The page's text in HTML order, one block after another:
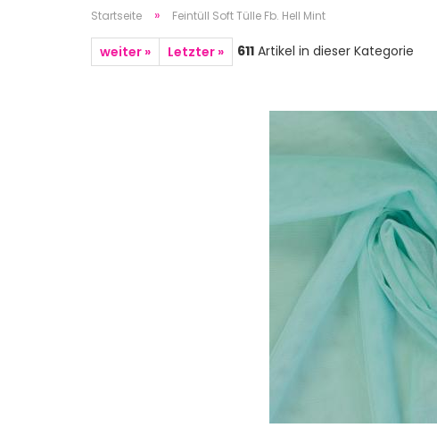
Startseite » Feintüll Soft Tülle Fb. Hell Mint
weiter » Letzter » 611 Artikel in dieser Kategorie